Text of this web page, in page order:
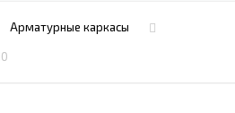
Арматурные каркасы